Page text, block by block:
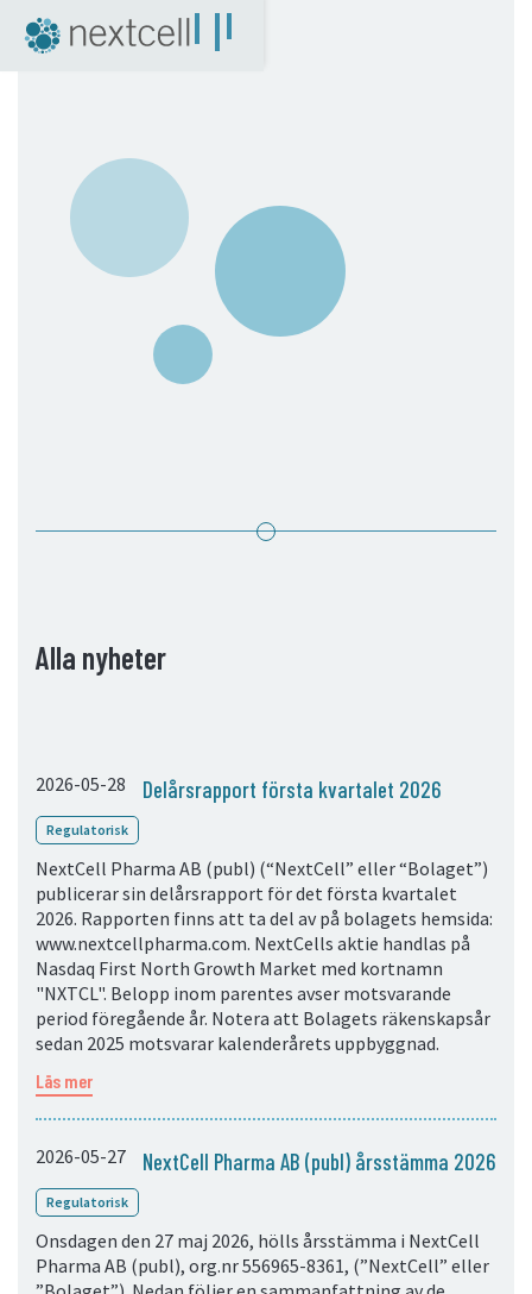
NextCell som investering
Finansiell kalender
Certified Adviser
Aktien
04. Nyheter
Pressmeddelanden
05. Kontakt
Alla nyheter
2026-05-28 Delårsrapport första kvartalet 2026
Regulatorisk
NextCell Pharma AB (publ) (“NextCell” eller “Bolaget”)
publicerar sin delårsrapport för det första kvartalet
2026. Rapporten finns att ta del av på bolagets hemsida:
www.nextcellpharma.com. NextCells aktie handlas på
Nasdaq First North Growth Market med kortnamn
"NXTCL". Belopp inom parentes avser motsvarande
period föregående år. Notera att Bolagets räkenskapsår
sedan 2025 motsvarar kalenderårets uppbyggnad.
Läs mer
2026-05-27 NextCell Pharma AB (publ) årsstämma 2026
Regulatorisk
Onsdagen den 27 maj 2026, hölls årsstämma i NextCell
Pharma AB (publ), org.nr 556965-8361, (”NextCell” eller